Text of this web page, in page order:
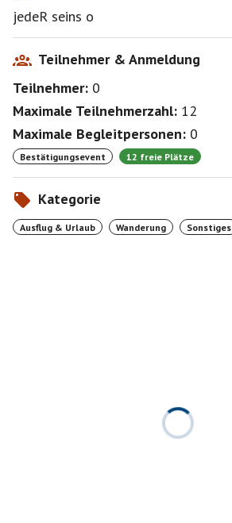
jedeR seins o
Teilnehmer & Anmeldung
Teilnehmer: 0
Maximale Teilnehmerzahl: 12
Maximale Begleitpersonen: 0
Bestätigungsevent 12 freie Plätze
Kategorie
Ausflug & Urlaub Wanderung Sonstiges